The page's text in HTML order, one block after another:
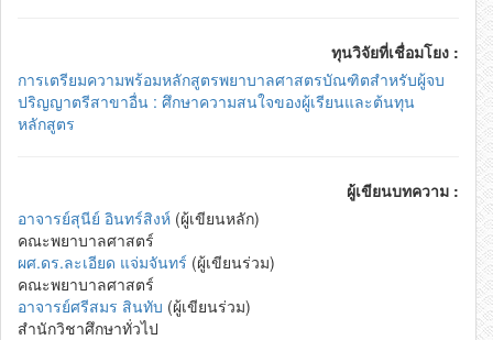
ทุนวิจัยที่เชื่อมโยง :
การเตรียมความพร้อมหลักสูตรพยาบาลศาสตรบัณฑิตสำหรับผู้จบ
ปริญญาตรีสาขาอื่น : ศึกษาความสนใจของผู้เรียนและต้นทุน
หลักสูตร
ผู้เขียนบทความ :
อาจารย์สุนีย์ อินทร์สิงห์ (ผู้เขียนหลัก)
คณะพยาบาลศาสตร์
ผศ.ดร.ละเอียด แจ่มจันทร์ (ผู้เขียนร่วม)
คณะพยาบาลศาสตร์
อาจารย์ศรีสมร สินทับ (ผู้เขียนร่วม)
สำนักวิชาศึกษาทั่วไป